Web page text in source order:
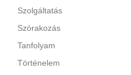
Szolgáltatás
Szórakozás
Tanfolyam
Történelem